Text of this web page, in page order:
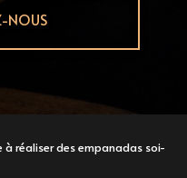
NOUS
réaliser des empanadas soi-